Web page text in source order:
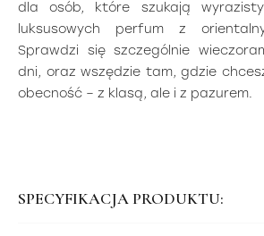
dla osób, które szukają
luksusowych perfum z
Sprawdzi się szczególnie
dni, oraz wszędzie tam, gdzie
obecność – z klasą, ale i z pazurem.
SPECYFIKACJA PRODUKTU: